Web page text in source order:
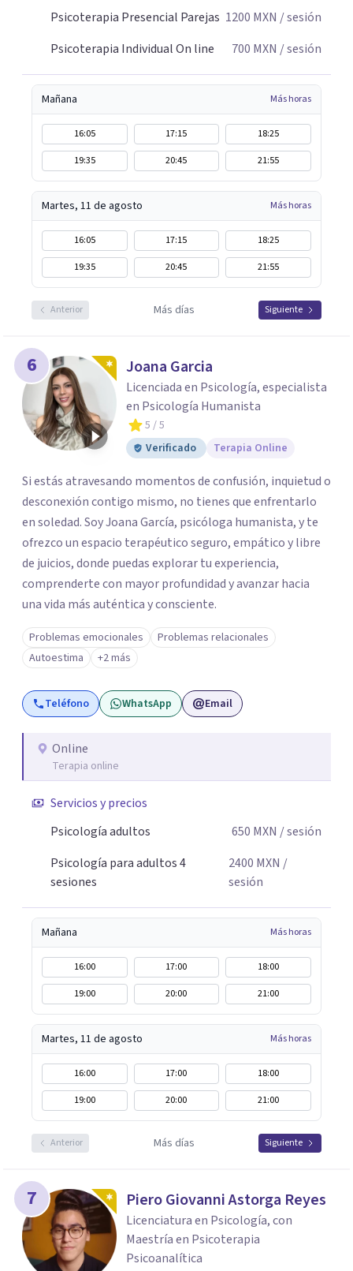
Psicoterapia Presencial Parejas 1200 MXN / sesión
Psicoterapia Individual On line
700 MXN / sesión
Mañana Más horas
16:05 17:15
18:25
19:35
20:45 21:55
Martes, 11 de agosto Más horas
16:05 17:15
18:25
19:35
20:45 21:55
Anterior Más días Siguiente
6 Joana Garcia
Licenciada en Psicología, especialista
en Psicología Humanista
5 / 5
Verificado
Terapia Online
Si estás atravesando momentos de confusión, inquietud o
desconexión contigo mismo, no tienes que enfrentarlo
en soledad. Soy Joana García, psicóloga humanista, y te
ofrezco un espacio terapéutico seguro, empático y libre
de juicios, donde puedas explorar tu experiencia,
comprenderte con mayor profundidad y avanzar hacia
una vida más auténtica y consciente.
Problemas emocionales
Problemas relacionales
Autoestima
+2 más
Teléfono WhatsApp Email
Online
Terapia online
Servicios y precios
Psicología adultos
650 MXN / sesión
Psicología para adultos 4
sesiones
2400 MXN /
sesión
Mañana Más horas
16:00 17:00
18:00
19:00
20:00 21:00
Martes, 11 de agosto Más horas
16:00 17:00
18:00
19:00
20:00 21:00
Anterior Más días Siguiente
7 Piero Giovanni Astorga Reyes
Licenciatura en Psicología, con
Maestría en Psicoterapia
Psicoanalítica